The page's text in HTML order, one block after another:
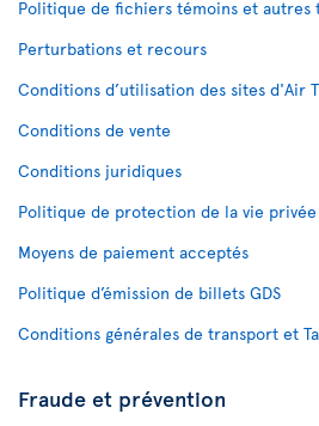
Politique de fichiers témoins et autres
Perturbations et recours
Conditions d’utilisation des sites d'Air
Conditions de vente
Conditions juridiques
Politique de protection de la vie privée
Moyens de paiement acceptés
Politique d’émission de billets GDS
Conditions générales de transport et
Fraude et prévention